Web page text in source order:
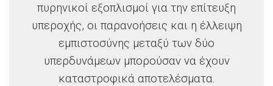
πυρηνικοί εξοπλισμοί για την επίτευξη
υπεροχής, οι παρανοήσεις και η έλλειψη
εμπιστοσύνης μεταξύ των δύο
υπερδυνάμεων μπορούσαν να έχουν
καταστροφικά αποτελέσματα.